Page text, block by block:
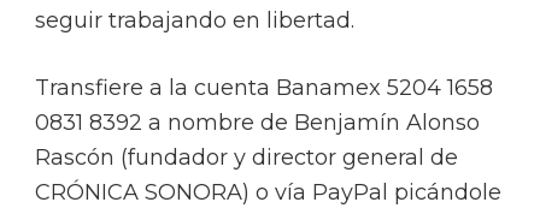
seguir trabajando en libertad.
Transfiere a la cuenta Banamex 5204 1658
0831 8392 a nombre de Benjamín Alonso
Rascón (fundador y director general de
CRÓNICA SONORA) o vía PayPal picándole